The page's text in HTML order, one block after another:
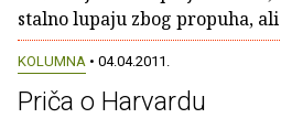
stalno lupaju zbog propuha, ali
KOLUMNA • 04.04.2011.
Priča o Harvardu